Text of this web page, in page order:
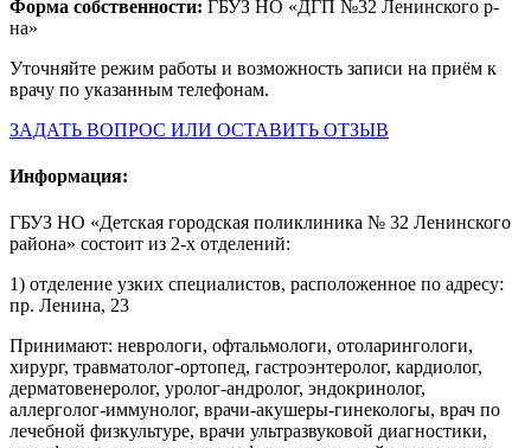
Форма собственности: ГБУЗ НО «ДГП №32 Ленинского р-
на»
Уточняйте режим работы и возможность записи на приём к
врачу по указанным телефонам.
ЗАДАТЬ ВОПРОС ИЛИ ОСТАВИТЬ ОТЗЫВ
Информация:
ГБУЗ НО «Детская городская поликлиника № 32 Ленинского
района» состоит из 2-х отделений:
1) отделение узких специалистов, расположенное по адресу:
пр. Ленина, 23
Принимают: неврологи, офтальмологи, отоларингологи,
хирург, травматолог-ортопед, гастроэнтеролог, кардиолог,
дерматовенеролог, уролог-андролог, эндокринолог,
аллерголог-иммунолог, врачи-акушеры-гинекологы, врач по
лечебной физкультуре, врачи ультразвуковой диагностики,